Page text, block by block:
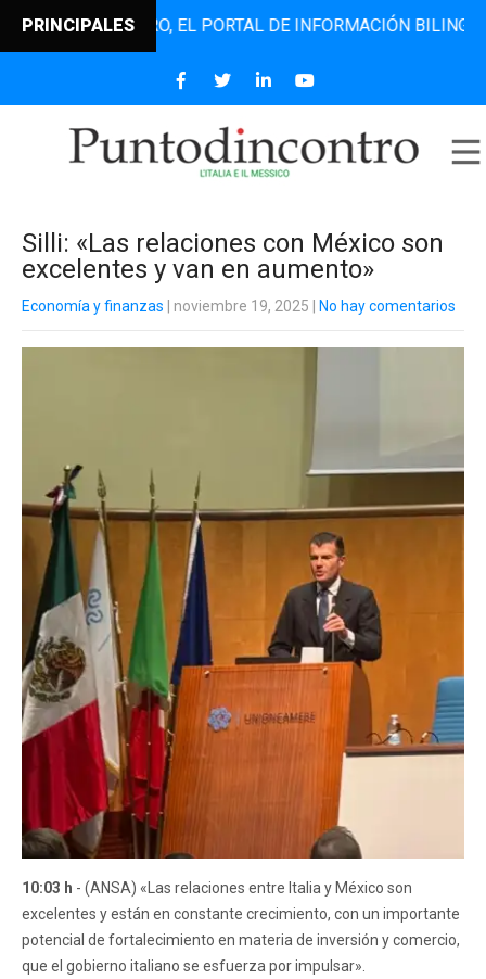
PRINCIPALESEL PORTAL DE INFORMACIÓN BILINGÜE
Silli: «Las relaciones con México son
excelentes y van en aumento»
Economía y finanzas | noviembre 19, 2025 No hay comentarios
10:03 h - (ANSA) «Las relaciones entre Italia y México son
excelentes y están en constante crecimiento, con un importante
potencial de fortalecimiento en materia de inversión y comercio,
que el gobierno italiano se esfuerza por impulsar».